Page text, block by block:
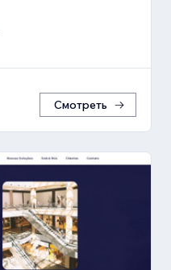
Смотреть